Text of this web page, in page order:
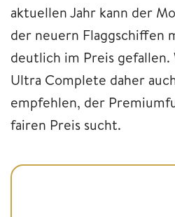
aktuellen Jahr kann der
der neuern Flaggschiffen
deutlich im Preis
Ultra Complete daher
empfehlen, der
fairen Preis sucht.